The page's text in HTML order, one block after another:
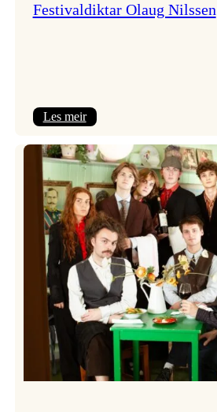
Festivaldiktar Olaug Nilssen
Les meir:
Olaug
Nilssen